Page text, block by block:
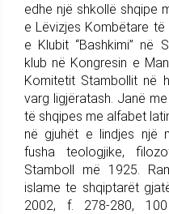
edhe një shkollë shqipe
e Lëvizjes Kombëtare të
e Klubit “Bashkimi” në
klub në Kongresin e
Komitetit Stambollit në
varg ligjëratash. Janë
të shqipes me alfabet
në gjuhët e lindjes një
fusha teologjike,
Stamboll më 1925.
islame te shqiptarët
2002, f. 278-280,